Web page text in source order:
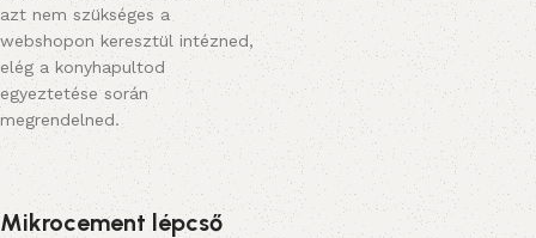
azt nem szükséges a
webshopon keresztül intézned,
elég a konyhapultod
egyeztetése során
megrendelned.
Mikrocement lépcső